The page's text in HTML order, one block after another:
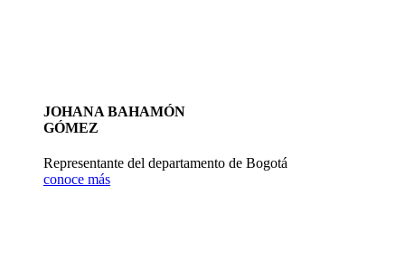
JOHANA BAHAMÓN
GÓMEZ
Representante del departamento de Bogotá
conoce más